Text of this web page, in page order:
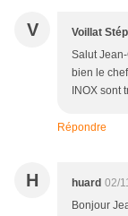
V Voillat
Salut
bien le
INOX sont
Répondre
H huard 02/
Bonjour